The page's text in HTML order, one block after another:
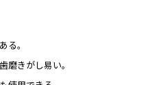
る。
磨きがし易い。